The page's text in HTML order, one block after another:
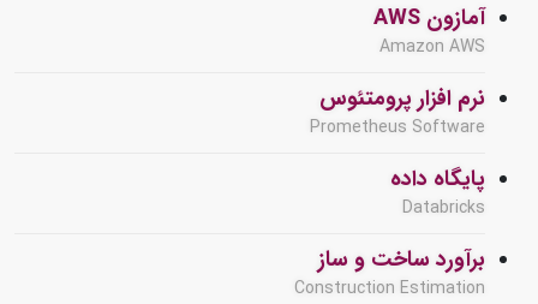
آمازون AWS
Amazon AWS
نرم افزار پرومتئوس
Prometheus Software
پایگاه داده
Databricks
برآورد ساخت و ساز
Construction Estimation